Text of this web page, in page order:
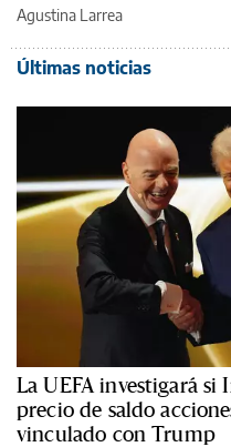
Agustina Larrea
Últimas noticias
La UEFA investigará
precio de saldo
vinculado con Trump